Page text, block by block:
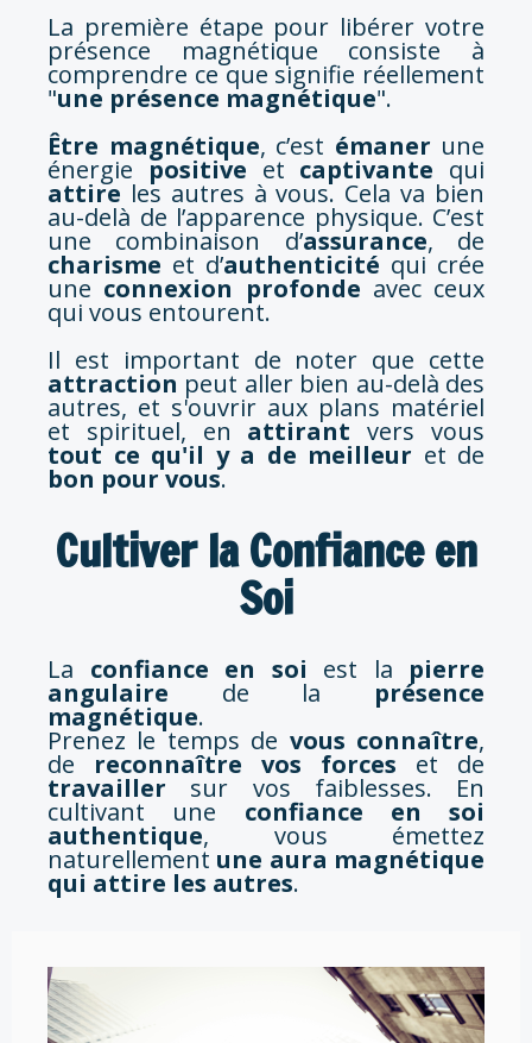
La première étape pour libérer votre
présence magnétique consiste à
comprendre ce que signifie réellement
"une présence magnétique".
Être magnétique, c’est émaner une
énergie positive et captivante qui
attire les autres à vous. Cela va bien
au-delà de l’apparence physique. C’est
une combinaison d’assurance, de
charisme et d’authenticité qui crée
une connexion profonde avec ceux
qui vous entourent.
Il est important de noter que cette
attraction peut aller bien au-delà des
autres, et s'ouvrir aux plans matériel
et spirituel, en attirantvers vous
tout ce qu'il y a de meilleur et de
bon pour vous.
Cultiver la Confiance en
Soi
La confiance en soi est la pierre
angulaire de la présence
magnétique.
Prenez le temps de vous connaître,
de reconnaître vos forces et de
travailler sur vos faiblesses. En
cultivant une confiance en soi
authentique, vous émettez
naturellement une aura magnétique
qui attire les autres.